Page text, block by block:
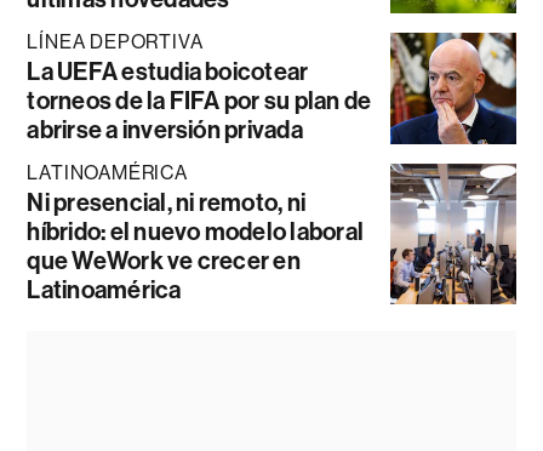
LÍNEA DEPORTIVA
La UEFA estudia boicotear
torneos de la FIFA por su plan de
abrirse a inversión privada
LATINOAMÉRICA
Ni presencial, ni remoto, ni
híbrido: el nuevo modelo laboral
que WeWork ve crecer en
Latinoamérica